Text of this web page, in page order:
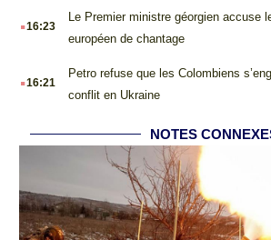
.16:23
Le Premier ministre géorgien accuse
européen de chantage
.16:21
Petro refuse que les Colombiens
conflit en Ukraine
NOTES